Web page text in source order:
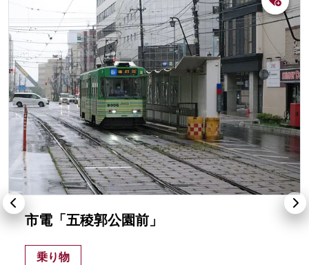
市電「五稜郭公園前」
乗り物